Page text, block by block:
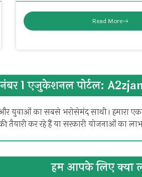
Read More
नंबर 1 एजुकेशनल पोर्टल:
युवाओं का सबसे भरोसेमंद साथी। हमारा
की तैयारी कर रहे हैं या सरकारी योजनाओं का
हम आपके लिए क्या